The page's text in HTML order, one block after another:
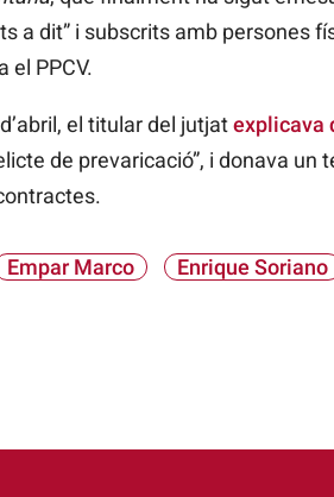
a dit” i subscrits amb persones
el PPCV.
el titular del jutjatexplicava
de prevaricació”, i donava un
Empar Marco Enrique Soriano